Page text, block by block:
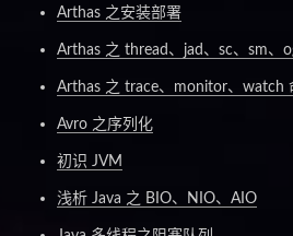
Arthas 之安装部署
Arthas 之 thread、jad、sc、sm、
Arthas 之 trace、monitor、watch
Avro 之序列化
初识 JVM
浅析 Java 之 BIO、NIO、AIO